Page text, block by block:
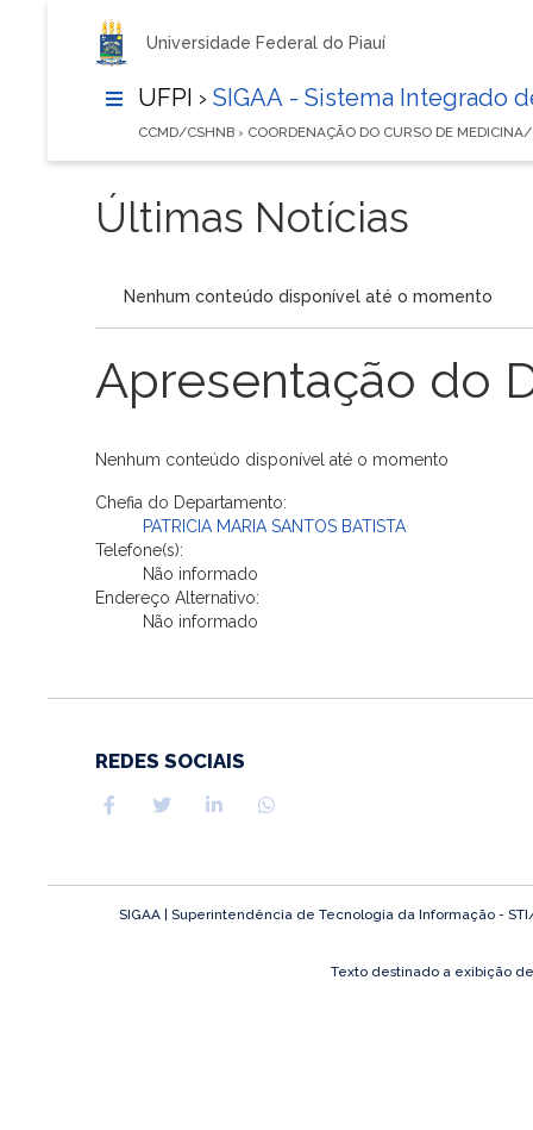
Universidade Federal do Piauí
UFPI › SIGAA - Sistema Integrado
CCMD/CSHNB › COORDENAÇÃO DO CURSO DE
Últimas Notícias
Nenhum conteúdo disponível até o momento
Apresentação do
Nenhum conteúdo disponível até o momento
Chefia do Departamento:
PATRICIA MARIA SANTOS BATISTA
Telefone(s):
Não informado
Endereço Alternativo:
Não informado
REDES SOCIAIS
SIGAA | Superintendência de Tecnologia da Informação -
Texto destinado a exibição